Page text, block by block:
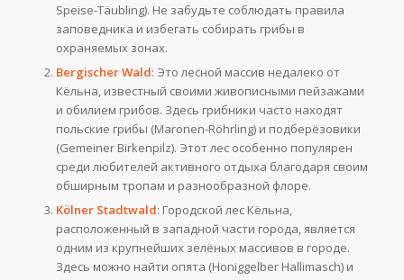
Speise-Täubling). Не забудьте соблюдать правила
заповедника и избегать собирать грибы в
охраняемых зонах.
Bergischer Wald: Это лесной массив недалеко от
Кёльна, известный своими живописными пейзажами
и обилием грибов. Здесь грибники часто находят
польские грибы (Maronen-Röhrling) и подберёзовики
(Gemeiner Birkenpilz). Этот лес особенно популярен
среди любителей активного отдыха благодаря своим
обширным тропам и разнообразной флоре.
Kölner Stadtwald: Городской лес Кёльна,
расположенный в западной части города, является
одним из крупнейших зелёных массивов в городе.
Здесь можно найти опята (Honiggelber Hallimasch) и